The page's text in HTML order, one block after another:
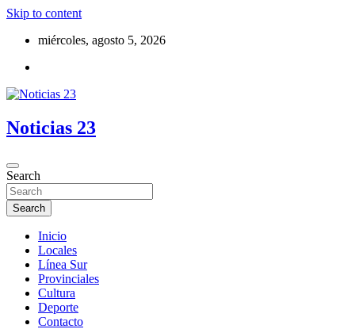
Skip to content
miércoles, agosto 5, 2026
Noticias 23
Search
Search
Inicio
Locales
Línea Sur
Provinciales
Cultura
Deporte
Contacto